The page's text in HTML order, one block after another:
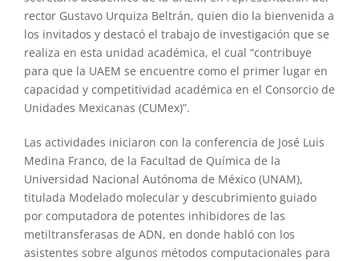
rector Gustavo Urquiza Beltrán, quien dio la bienvenida a
los invitados y destacó el trabajo de investigación que se
realiza en esta unidad académica, el cual “contribuye
para que la UAEM se encuentre como el primer lugar en
capacidad y competitividad académica en el Consorcio de
Unidades Mexicanas (CUMex)”.
Las actividades iniciaron con la conferencia de José Luis
Medina Franco, de la Facultad de Química de la
Universidad Nacional Autónoma de México (UNAM),
titulada Modelado molecular y descubrimiento guiado
por computadora de potentes inhibidores de las
metiltransferasas de ADN, en donde habló con los
asistentes sobre algunos métodos computacionales para